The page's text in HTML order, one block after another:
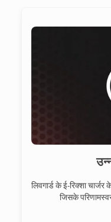
लिवगार्ड के ई-रिक्शा
जिसके